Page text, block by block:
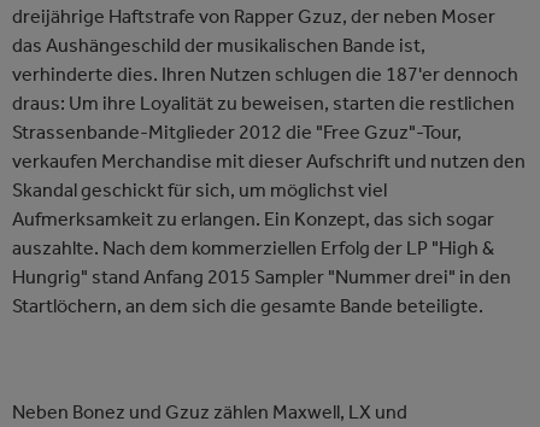
dreijährige Haftstrafe von Rapper Gzuz, der neben Moser
das Aushängeschild der musikalischen Bande ist,
verhinderte dies. Ihren Nutzen schlugen die 187'er dennoch
draus: Um ihre Loyalität zu beweisen, starten die restlichen
Strassenbande-Mitglieder 2012 die "Free Gzuz"-Tour,
verkaufen Merchandise mit dieser Aufschrift und nutzen den
Skandal geschickt für sich, um möglichst viel
Aufmerksamkeit zu erlangen. Ein Konzept, das sich sogar
auszahlte. Nach dem kommerziellen Erfolg der LP "High &
Hungrig" stand Anfang 2015 Sampler "Nummer drei" in den
Startlöchern, an dem sich die gesamte Bande beteiligte.
Neben Bonez und Gzuz zählen Maxwell, LX und